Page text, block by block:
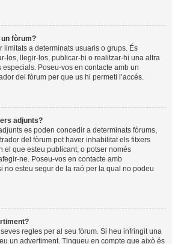
fòrum?
limitats a determinats usuaris o grups. És
los, llegir-los, publicar-hi o realitzar-hi una altra
Poseu-vos en contacte amb un
del fòrum per que us hi permeti l’accés.
adjunts?
es poden concedir a determinats fòrums,
del fòrum pot haver inhabilitat els fitxers
el que esteu publicant, o potser només
ne. Poseu-vos en contacte amb
no esteu segur de la raó per la qual no podeu
regles per al seu fòrum. Si heu infringit una
un advertiment. Tingueu en compte que això és